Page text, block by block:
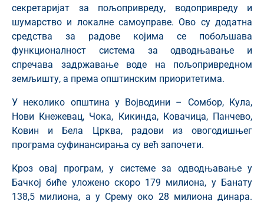
секретаријат за пољопривреду, водопривреду и
шумарство и локалне самоуправе. Ово су додатна
средства за радове којима се побољшава
функционалност система за одводњавање и
спречава задржавање воде на пољопривредном
земљишту, а према општинским приоритетима.
У неколико општина у Војводини – Сомбор, Кула,
Нови Кнежевац, Чока, Кикинда, Ковачица, Панчево,
Ковин и Бела Црква, радови из овогодишњег
програма суфинансирања су већ започети.
Кроз овај програм, у системе за одводњавање у
Бачкој биће уложено скоро 179 милиона, у Банату
138,5 милиона, а у Срему око 28 милиона динара.